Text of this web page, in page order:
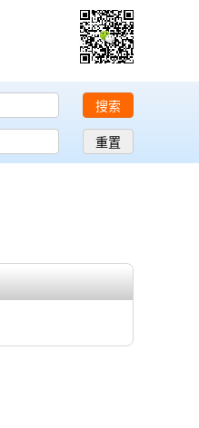
搜索
重置